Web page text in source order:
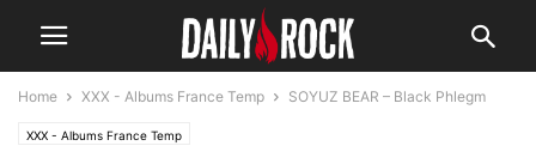
Home XXX - Albums France Temp SOYUZ BEAR – Black Phlegm
XXX - Albums France Temp